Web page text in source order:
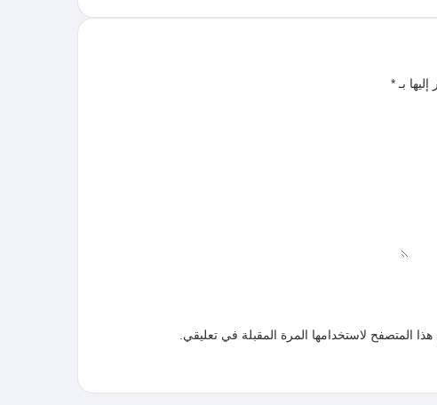
بـ *
المتصفح لاستخدامها المرة المقبلة في تعليقي.